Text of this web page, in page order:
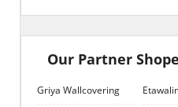
Our Partner
Griya Wallcovering